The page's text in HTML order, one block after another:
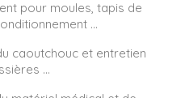
pour moules, tapis de
...
caoutchouc et entretien
...